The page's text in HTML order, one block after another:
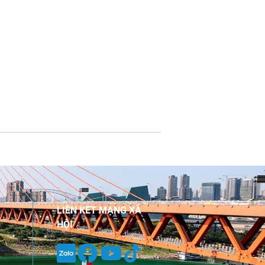
LIÊN KẾT MẠNG XÃ
HỘI